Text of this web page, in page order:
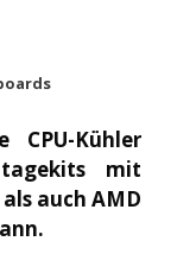
CPU-Kühler
mit
auch AMD